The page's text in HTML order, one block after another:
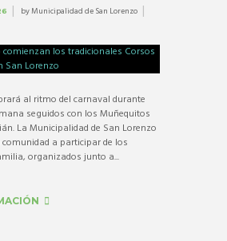
byMunicipalidad de San Lorenzo
al ritmo del carnaval durante
seguidos con los Muñequitos
La Municipalidad de San Lorenzo
a participar de los
organizados junto a...